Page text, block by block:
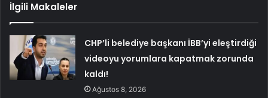
İlgili Makaleler
CHP’li belediye başkanı İBB’yi eleştirdiği
videoyu yorumlara kapatmak zorunda
kaldı!
Ağustos 8, 2026